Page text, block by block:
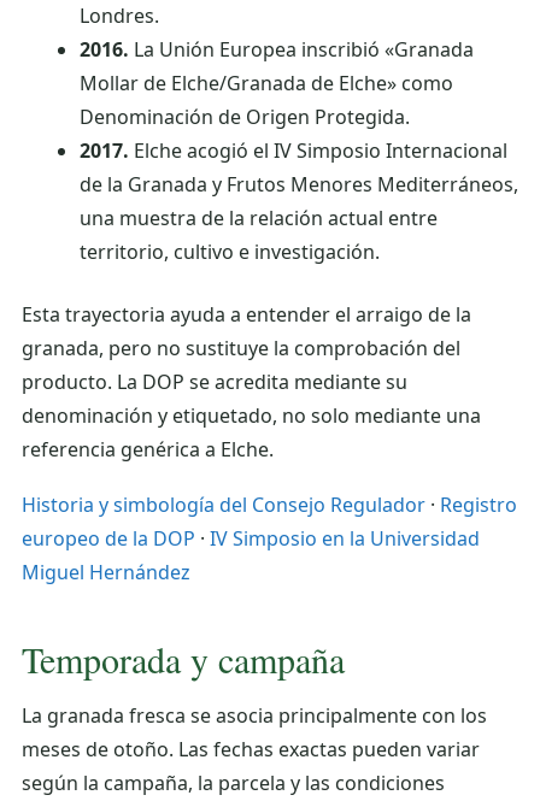
Londres.
2016. La Unión Europea inscribió «Granada
Mollar de Elche/Granada de Elche» como
Denominación de Origen Protegida.
2017. Elche acogió el IV Simposio Internacional
de la Granada y Frutos Menores Mediterráneos,
una muestra de la relación actual entre
territorio, cultivo e investigación.
Esta trayectoria ayuda a entender el arraigo de la
granada, pero no sustituye la comprobación del
producto. La DOP se acredita mediante su
denominación y etiquetado, no solo mediante una
referencia genérica a Elche.
Historia y simbología del Consejo Regulador · Registro
europeo de la DOP · IV Simposio en la Universidad
Miguel Hernández
Temporada y campaña
La granada fresca se asocia principalmente con los
meses de otoño. Las fechas exactas pueden variar
según la campaña, la parcela y las condiciones